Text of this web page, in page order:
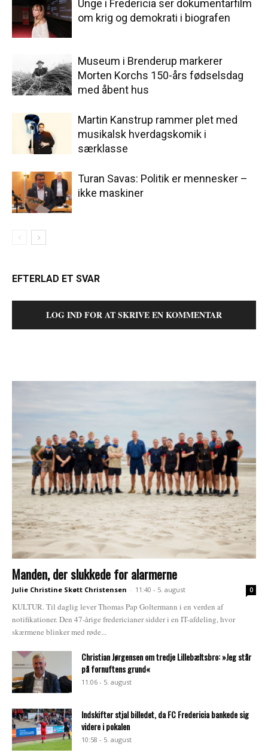
Unge i Fredericia ser dokumentarfilm
om krig og demokrati i biografen
Museum i Brenderup markerer
Morten Korchs 150-års fødselsdag
med åbent hus
Martin Kanstrup rammer plet med
musikalsk hverdagskomik i
særklasse
Turan Savas: Politik er mennesker –
ikke maskiner
EFTERLAD ET SVAR
LOG IND FOR AT SKRIVE EN KOMMENTAR
Manden, der slukkede for alarmerne
Julie Christine Skøtt Christensen - 11:40 - 5. august 0
KULTUR. Til daglig lever Thomas Pap Goltermann i en verden af
notifikationer. Den 47-årige fredericianer sidder i en IT-afdeling, hvor
skærmene blinker med røde...
Christian Jørgensen om tredje Lillebæltsbro: »Jeg står
på fornuftens grund«
11:06 - 5. august
Indskifter stjal billedet, da FC Fredericia bankede sig
videre i pokalen
10:58 - 5. august